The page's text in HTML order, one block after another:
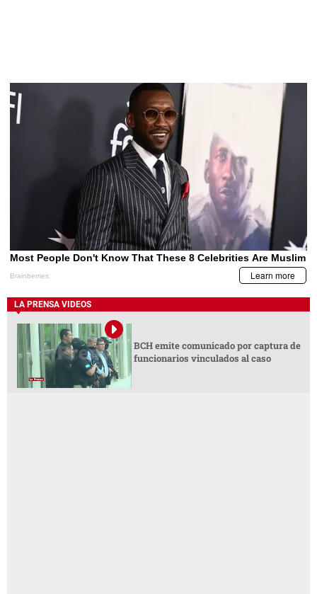
LA PRENSA VIDEOS
BCH emite comunicado por captura de
funcionarios vinculados al caso